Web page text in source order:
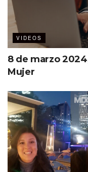
VIDEOS
8 de marzo
Mujer